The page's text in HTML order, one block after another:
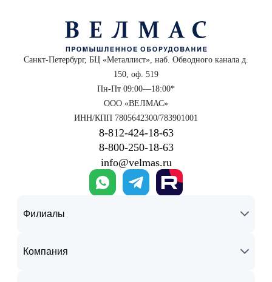
Санкт-Петербург, БЦ «Металлист», наб. Обводного канала д.
150, оф. 519
Пн-Пт 09:00—18:00*
ООО «ВЕЛМАС»
ИНН/КПП 7805642300/783901001
8‑812‑424‑18‑63
8‑800‑250‑18‑63
info@velmas.ru
Филиалы
Компания